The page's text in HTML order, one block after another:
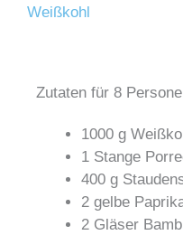
Weißkohl
Zutaten für 8
1000 g
1 Stange
400 g
2 gelbe
2 Gläser